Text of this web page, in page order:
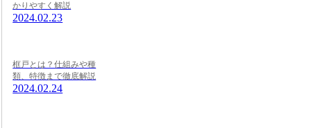
かりやすく解説
2024.02.23
框戸とは？仕組みや種
類、特徴まで徹底解説
2024.02.24